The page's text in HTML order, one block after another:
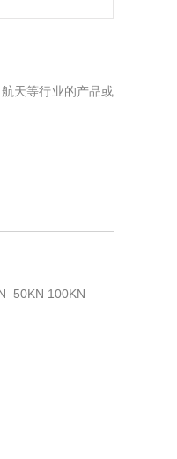
天等行业的产品或
50KN 100KN